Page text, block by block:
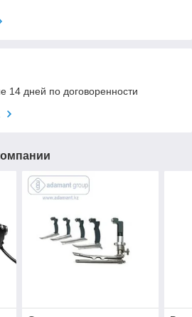
14 дней по договоренности